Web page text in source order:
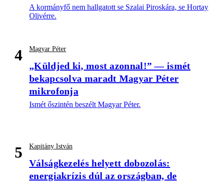
A kormányfő nem hallgatott se Szalai Piroskára, se Hortay
Olivérre.
4 Magyar Péter
„Küldjed ki, most azonnal!” — ismét
bekapcsolva maradt Magyar Péter
mikrofonja
Ismét őszintén beszélt Magyar Péter.
5 Kapitány István
Válságkezelés helyett dobozolás:
energiakrízis dúl az országban, de